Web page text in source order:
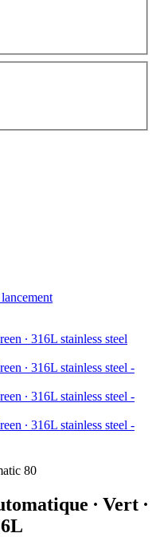
80
∙ Vert ∙